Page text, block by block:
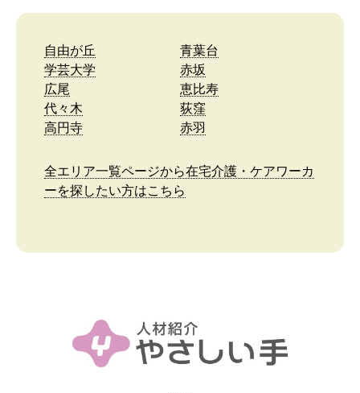
自由が丘
青葉台
学芸大学
赤坂
広尾
恵比寿
代々木
荻窪
高円寺
赤羽
全エリア一覧ページから在宅介護・ケアワーカ
ーを探したい方はこちら